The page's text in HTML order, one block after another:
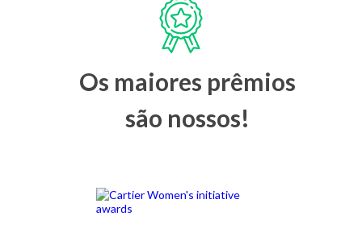
Os maiores prêmios
são nossos!